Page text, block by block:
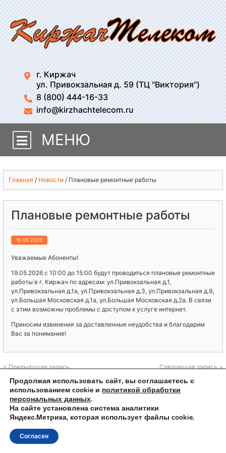
г. Киржач
ул. Привокзальная д. 59 (ТЦ "Виктория")
8 (800) 444-16-33
info@kirzhachtelecom.ru
МЕНЮ
Главная / Новости / Плановые ремонтные работы
Плановые ремонтные работы
15 05 2026
Уважаемые Абоненты!
19.05.2026 с 10:00 до 15:00 будут проводиться плановые ремонтные
работы в г. Киржач по адресам: ул.Привокзальная д.1,
ул.Привокзальная д.1а, ул.Привокзальная д.3, ул.Привокзальная д.9,
ул.Большая Московская д.1а, ул.Большая Московская д.2а. В связи
с этим возможны проблемы с доступом к услуге интернет.
Приносим извинения за доставленные неудобства и благодарим
Вас за понимание!
< Предыдущая запись Следующая запись >
Продолжая использовать сайт, вы соглашаетесь с
использованием cookie и политикой обработки
персональных данных.
На сайте установлена система аналитики
Яндекс.Метрика, которая использует файлы cookie.
Согласен
© 2023 ООО "КиржачТелеком"